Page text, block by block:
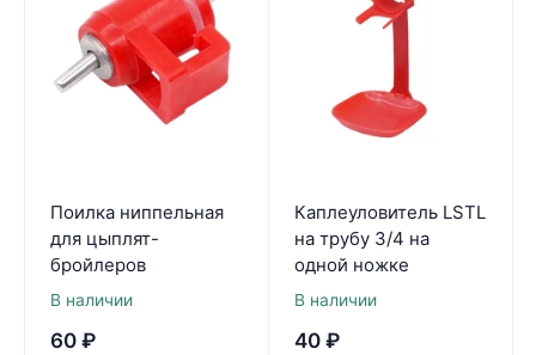
Поилка ниппельная
для цыплят-
бройлеров
В наличии
60 ₽
Каплеуловитель LSTL
на трубу 3/4 на
одной ножке
В наличии
40 ₽